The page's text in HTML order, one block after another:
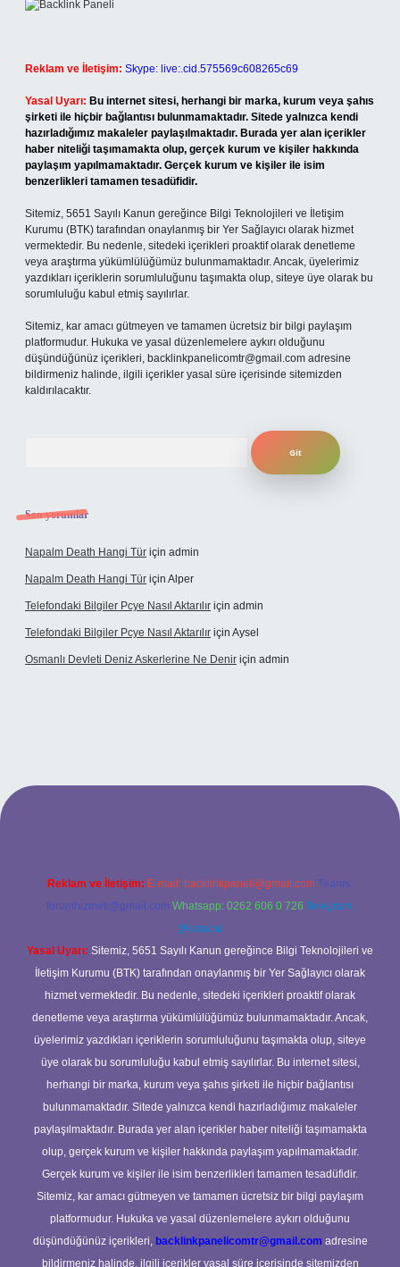
Reklam ve İletişim: Skype: live:.cid.575569c608265c69
Yasal Uyarı: Bu internet sitesi, herhangi bir marka, kurum veya şahıs
şirketi ile hiçbir bağlantısı bulunmamaktadır. Sitede yalnızca kendi
hazırladığımız makaleler paylaşılmaktadır. Burada yer alan içerikler
haber niteliği taşımamakta olup, gerçek kurum ve kişiler hakkında
paylaşım yapılmamaktadır. Gerçek kurum ve kişiler ile isim
benzerlikleri tamamen tesadüfidir.
Sitemiz, 5651 Sayılı Kanun gereğince Bilgi Teknolojileri ve İletişim
Kurumu (BTK) tarafından onaylanmış bir Yer Sağlayıcı olarak hizmet
vermektedir. Bu nedenle, sitedeki içerikleri proaktif olarak denetleme
veya araştırma yükümlülüğümüz bulunmamaktadır. Ancak, üyelerimiz
yazdıkları içeriklerin sorumluluğunu taşımakta olup, siteye üye olarak bu
sorumluluğu kabul etmiş sayılırlar.
Sitemiz, kar amacı gütmeyen ve tamamen ücretsiz bir bilgi paylaşım
platformudur. Hukuka ve yasal düzenlemelere aykırı olduğunu
düşündüğünüz içerikleri, backlinkpanelicomtr@gmail.com adresine
bildirmeniz halinde, ilgili içerikler yasal süre içerisinde sitemizden
kaldırılacaktır.
Son yorumlar
Napalm Death Hangi Tür için admin
Napalm Death Hangi Tür için Alper
Telefondaki Bilgiler Pcye Nasıl Aktarılır için admin
Telefondaki Bilgiler Pcye Nasıl Aktarılır için Aysel
Osmanlı Devleti Deniz Askerlerine Ne Denir için admin
giriş
Reklam ve İletişim: E-mail: backlinkpaneli@gmail.com Teams:
forumhizmeti@gmail.com Whatsapp: 0262 606 0 726 Telegram:
@karabul
Yasal Uyarı: Sitemiz, 5651 Sayılı Kanun gereğince Bilgi Teknolojileri ve
İletişim Kurumu (BTK) tarafından onaylanmış bir Yer Sağlayıcı olarak
hizmet vermektedir. Bu nedenle, sitedeki içerikleri proaktif olarak
denetleme veya araştırma yükümlülüğümüz bulunmamaktadır. Ancak,
üyelerimiz yazdıkları içeriklerin sorumluluğunu taşımakta olup, siteye
üye olarak bu sorumluluğu kabul etmiş sayılırlar. Bu internet sitesi,
herhangi bir marka, kurum veya şahıs şirketi ile hiçbir bağlantısı
bulunmamaktadır. Sitede yalnızca kendi hazırladığımız makaleler
paylaşılmaktadır. Burada yer alan içerikler haber niteliği taşımamakta
olup, gerçek kurum ve kişiler hakkında paylaşım yapılmamaktadır.
Gerçek kurum ve kişiler ile isim benzerlikleri tamamen tesadüfidir.
Sitemiz, kar amacı gütmeyen ve tamamen ücretsiz bir bilgi paylaşım
platformudur. Hukuka ve yasal düzenlemelere aykırı olduğunu
düşündüğünüz içerikleri, backlinkpanelicomtr@gmail.com adresine
bildirmeniz halinde, ilgili içerikler yasal süre içerisinde sitemizden